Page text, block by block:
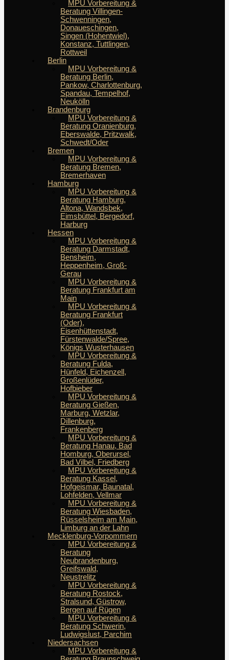
MPU Vorbereitung &
Beratung Villingen-
Schwenningen,
Donaueschingen,
Singen (Hohentwiel),
Konstanz, Tuttlingen,
Rottweil
Berlin
MPU Vorbereitung &
Beratung Berlin,
Pankow, Charlottenburg,
Spandau, Tempelhof,
Neukölln
Brandenburg
MPU Vorbereitung &
Beratung Oranienburg,
Eberswalde, Pritzwalk,
Schwedt/Oder
Bremen
MPU Vorbereitung &
Beratung Bremen,
Bremerhaven
Hamburg
MPU Vorbereitung &
Beratung Hamburg,
Altona, Wandsbek,
Eimsbüttel, Bergedorf,
Harburg
Hessen
MPU Vorbereitung &
Beratung Darmstadt,
Bensheim,
Heppenheim, Groß-
Gerau
MPU Vorbereitung &
Beratung Frankfurt am
Main
MPU Vorbereitung &
Beratung Frankfurt
(Oder),
Eisenhüttenstadt,
Fürstenwalde/Spree,
Königs Wusterhausen
MPU Vorbereitung &
Beratung Fulda,
Hünfeld, Eichenzell,
Großenlüder,
Hofbieber
MPU Vorbereitung &
Beratung Gießen,
Marburg, Wetzlar,
Dillenburg,
Frankenberg
MPU Vorbereitung &
Beratung Hanau, Bad
Homburg, Oberursel,
Bad Vilbel, Friedberg
MPU Vorbereitung &
Beratung Kassel,
Hofgeismar, Baunatal,
Lohfelden, Vellmar
MPU Vorbereitung &
Beratung Wiesbaden,
Rüsselsheim am Main,
Limburg an der Lahn
Mecklenburg-Vorpommern
MPU Vorbereitung &
Beratung
Neubrandenburg,
Greifswald,
Neustrelitz
MPU Vorbereitung &
Beratung Rostock,
Stralsund, Güstrow,
Bergen auf Rügen
MPU Vorbereitung &
Beratung Schwerin,
Ludwigslust, Parchim
Niedersachsen
MPU Vorbereitung &